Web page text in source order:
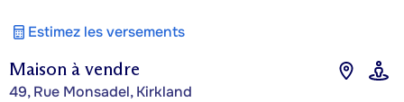
Maison à vendre
49, Rue Monsadel, Kirkland
Estimez les versements